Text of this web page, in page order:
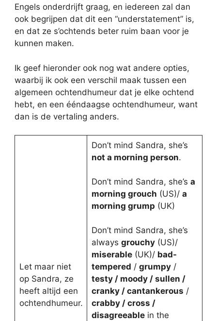
Engels onderdrijft graag, en iedereen zal dan
ook begrijpen dat dit een “understatement” is,
en dat ze s’ochtends beter ruim baan voor je
kunnen maken.
Ik geef hieronder ook nog wat andere opties,
waarbij ik ook een verschil maak tussen een
algemeen ochtendhumeur dat je elke ochtend
hebt, en een ééndaagse ochtendhumeur, want
dan is de vertaling anders.
Let maar niet
op Sandra, ze
heeft altijd een
ochtendhumeur.
Don’t mind Sandra, she’s
not a morning person.
Don’t mind Sandra, she’s a
morning grouch (US)/ a
morning grump (UK)
Don’t mind Sandra, she’s
always grouchy(US)/
miserable(UK)/ bad-
tempered / grumpy/
testy / moody / sullen /
cranky / cantankerous /
crabby / cross /
disagreeablein the